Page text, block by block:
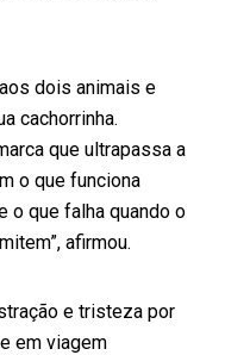
dois animais e
cachorrinha.
que ultrapassa a
o que funciona
o que falha quando o
afirmou.
e tristeza por
em viagem